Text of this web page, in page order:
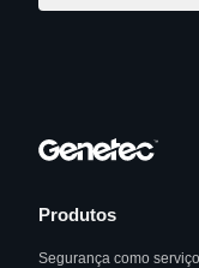
Produtos
Segurança como serviço